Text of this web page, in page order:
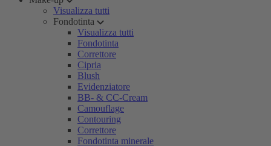
Visualizza tutti
Fondotinta
Visualizza tutti
Fondotinta
Correttore
Cipria
Blush
Evidenziatore
BB- & CC-Cream
Camouflage
Contouring
Correttore
Fondotinta minerale